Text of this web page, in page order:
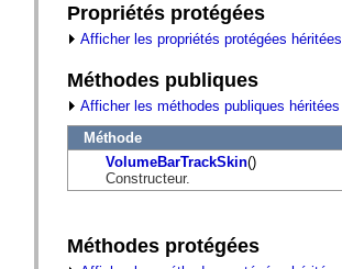
Propriétés protégées
Afficher les propriétés protégées héritées
Méthodes publiques
Afficher les méthodes publiques héritées
Méthode
VolumeBarTrackSkin()
Constructeur.
Méthodes protégées